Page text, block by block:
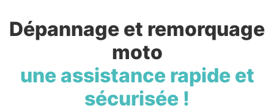
Dépannage et remorquage
moto
une assistance rapide et
sécurisée !